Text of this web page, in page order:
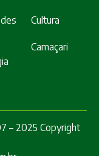
Cultura
Camaçari
– 2025 Copyright